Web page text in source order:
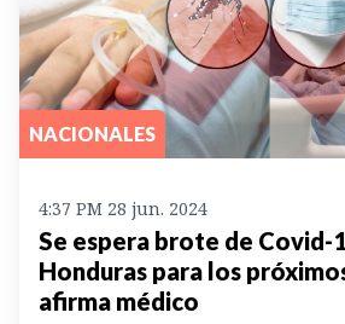
NACIONALES
4:37 PM 28 jun. 2024
Se espera brote de Covid-
Honduras para los
afirma médico